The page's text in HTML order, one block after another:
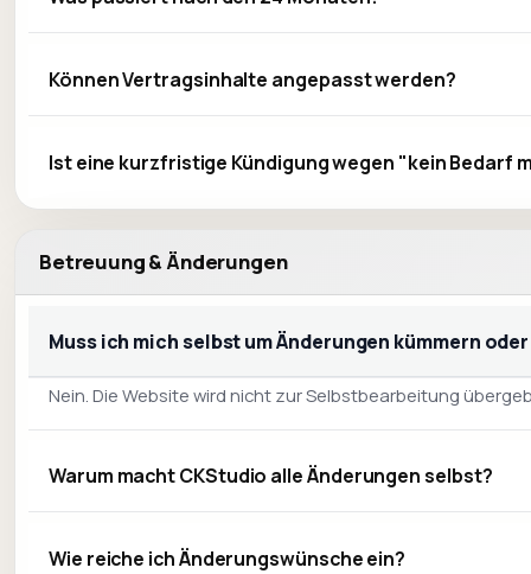
Können Vertragsinhalte angepasst werden?
Ist eine kurzfristige Kündigung wegen "kein Bedarf
Betreuung & Änderungen
Muss ich mich selbst um Änderungen kümmern
Nein. Die Website wird nicht zur Selbstbearbeitung
Warum macht CKStudio alle Änderungen selbst?
Wie reiche ich Änderungswünsche ein?